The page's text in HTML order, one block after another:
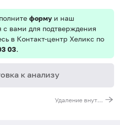
форму и наш
с вами для подтверждения
в Контакт-центр Хеликс по
03.
к анализу
Удаление внутриматочной спирали